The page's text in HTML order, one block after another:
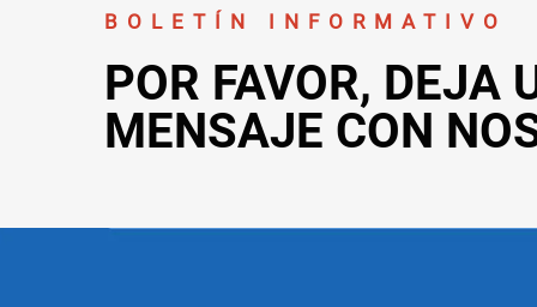
BOLETÍN INFORMATIVO
POR FAVOR, DEJA
MENSAJE CON